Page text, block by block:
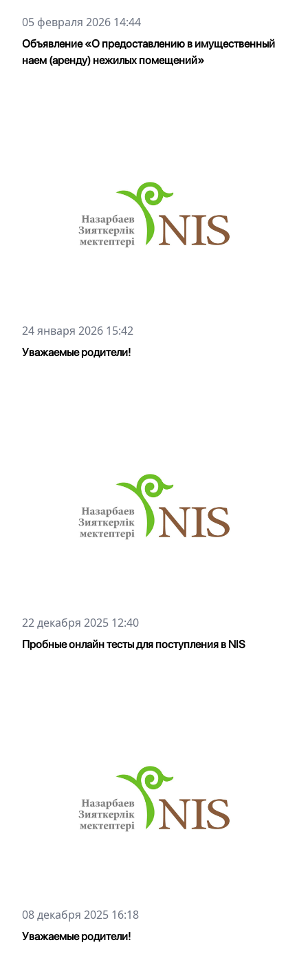
05 февраля 2026 14:44
Объявление «О предоставлению в имущественный
наем (аренду) нежилых помещений»
24 января 2026 15:42
Уважаемые родители!
22 декабря 2025 12:40
Пробные онлайн тесты для поступления в NIS
08 декабря 2025 16:18
Уважаемые родители!